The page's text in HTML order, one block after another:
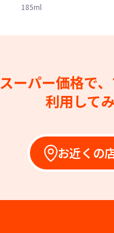
185ml
スーパー価格で
利用して
お近くの